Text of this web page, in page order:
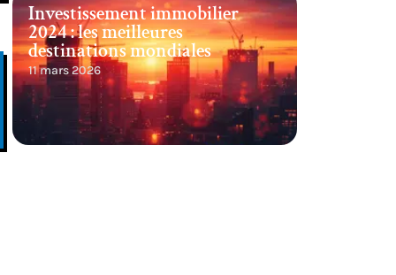
Investissement immobilier
2024 : les meilleures
destinations mondiales
11 mars 2026